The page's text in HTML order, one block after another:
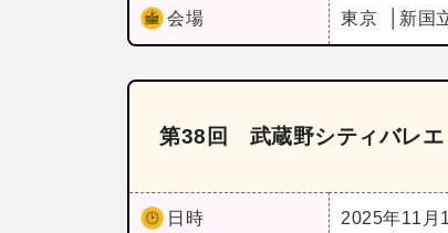
会場 東京 新国
第38回 武蔵野シティバレエ
日時 2025年11月